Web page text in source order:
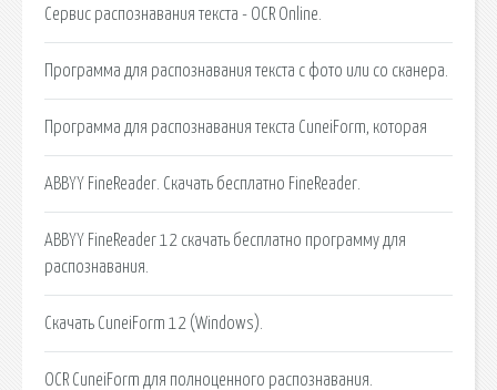
Сервис распознавания текста - OCR Online.
Программа для распознавания текста с фото или со сканера.
Программа для распознавания текста CuneiForm, которая
ABBYY FineReader. Скачать бесплатно FineReader.
ABBYY FineReader 12 скачать бесплатно программу для
распознавания.
Cкачать CuneiForm 12 (Windows).
OCR CuneiForm для полноценного распознавания.